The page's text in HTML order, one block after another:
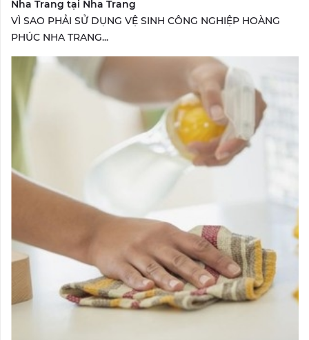
Nha Trang tại Nha Trang
VÌ SAO PHẢI SỬ DỤNG VỆ SINH CÔNG NGHIỆP HOÀNG
PHÚC NHA TRANG...